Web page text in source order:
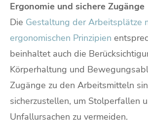
Ergonomie und sichere Zugänge
Die Gestaltung der Arbeitsplätze
ergonomischen Prinzipien
beinhaltet auch die
Körperhaltung und
Zugänge zu den Arbeitsmitteln
sicherzustellen, um Stolperfallen
Unfallursachen zu vermeiden.